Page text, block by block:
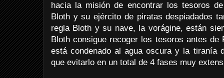
hacia la misión de encontrar los tesoros
Bloth y su ejército de piratas despiadados
regla Bloth y su nave, la vorágine, están
Bloth consigue recoger los tesoros antes
está condenado al agua oscura y la tiranía
que evitarlo en un total de 4 fases muy